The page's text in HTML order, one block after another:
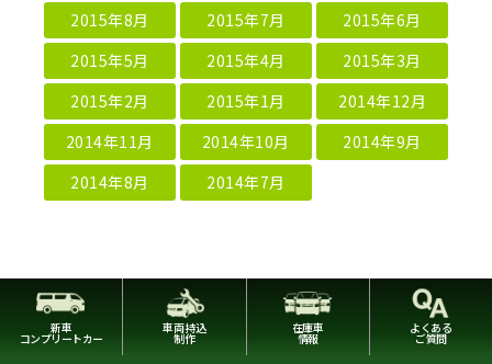
2015年8月
2015年7月
2015年6月
2015年5月
2015年4月
2015年3月
2015年2月
2015年1月
2014年12月
2014年11月
2014年10月
2014年9月
2014年8月
2014年7月
新車
コンプリートカー
車両持込
制作
在庫車
情報
よくある
ご質問